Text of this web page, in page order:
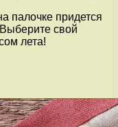
палочке придется
свой
лета!